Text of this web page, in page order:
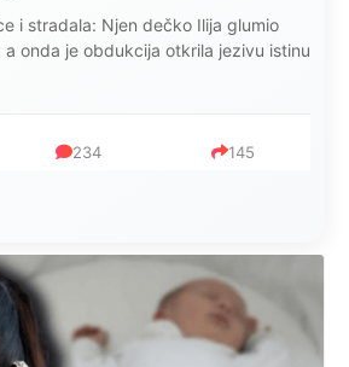
razbolio ona ga kupala, pelene mu
je poslao po čokoladu..
321 234